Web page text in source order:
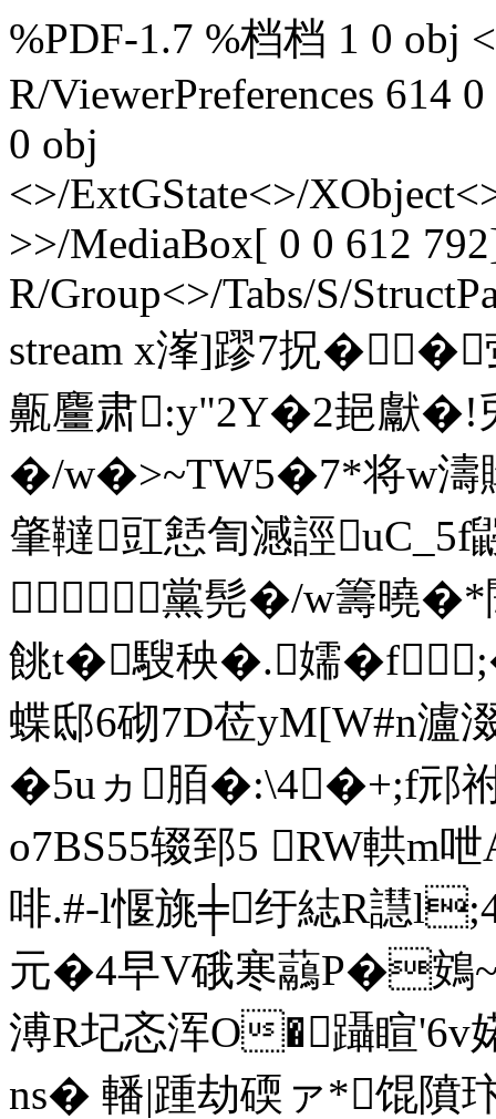
%PDF-1.7 %档档 1 0 obj
R/ViewerPreferences 614
0 obj
<>/ExtGState<>/
>>/MediaBox[ 0 0 612
R/Group<>/Tabs/S/
stream x溄]蹘7拀
齀麠肃:y"2Y�2郌獻�!
�/w�>~TW5�7*将w濤
肇韃豇懖訇澸誙uC_5f
／黨髡�/w籌曉�*
餆t�騪秧�.嬬�f
蝶邸6砌7D莅yM[W#n瀘
�5uヵ 脜�:\4�+;f邧
o7BS55辍郅5 RW輁m
啡.#-l愝旐╪纡綕R譿
元�4早V硪寒虉P�鴳
溥R圮忞浑O�躡睻'6v
ns� 轓|踵劫碝ァ*馄隫